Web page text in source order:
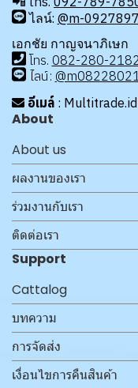
ไลน์: @m-
เอกชัย กาญจนาภิเษก
โทร. 082-280-2182
ไลน์:
อีเมล์ :
About
About us
ผลงานของเรา
ร่วมงานกับเรา
ติดต่อเรา
Support
Cattalog
บทความ
การจัดส่ง
เงื่อนไขการคืนสินค้า